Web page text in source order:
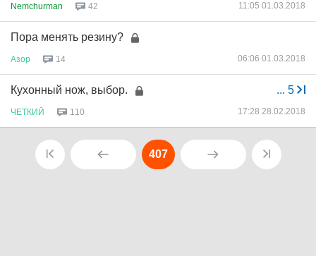
Nemchurman 42 11:05 01.03.2018
Пора менять резину?
Азор 14 06:06 01.03.2018
... 5
Кухонный нож, выбор.
ЧЕТКИЙ 110 17:28 28.02.2018
407